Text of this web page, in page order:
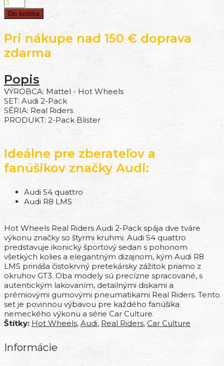
Do košíka
Pri nákupe nad 150 € doprava
zdarma
Popis
VÝROBCA: Mattel - Hot Wheels
SET: Audi 2-Pack
SÉRIA: Real Riders
PRODUKT: 2-Pack Blister
Ideálne pre zberateľov a
fanúšikov značky Audi:
Audi S4 quattro
Audi R8 LMS
Hot Wheels Real Riders Audi 2-Pack spája dve tváre
výkonu značky so štyrmi kruhmi. Audi S4 quattro
predstavuje ikonický športový sedan s pohonom
všetkých kolies a elegantným dizajnom, kým Audi R8
LMS prináša čistokrvný pretekársky zážitok priamo z
okruhov GT3. Oba modely sú precízne spracované, s
autentickým lakovaním, detailnými diskami a
prémiovými gumovými pneumatikami Real Riders. Tento
set je povinnou výbavou pre každého fanúšika
nemeckého výkonu a série Car Culture.
Štítky: Hot Wheels, Audi, Real Riders, Car Culture
Informácie